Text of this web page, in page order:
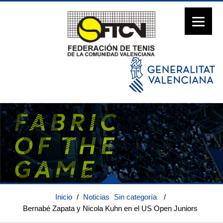
Inicio / Noticias Sin categoría
/
Bernabé Zapata y Nicola Kuhn en el US Open Juniors